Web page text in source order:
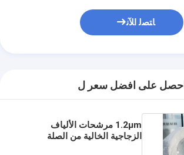
ﺎﺘﺼﻟ ﺍﻶﻧ
احصل على افضل سعر ل
1.2μm مرشحات الألياف
الزجاجية الخالية من الصلة